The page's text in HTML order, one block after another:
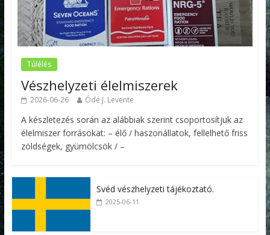
Túlélés
Vészhelyzeti élelmiszerek
2026-06-26 Ódé J. Levente
A készletezés során az alábbiak szerint csoportosítjuk az
élelmiszer forrásokat: – élő / haszonállatok, fellelhető friss
zöldségek, gyümölcsök / –
Svéd vészhelyzeti tájékoztató.
2025-06-11